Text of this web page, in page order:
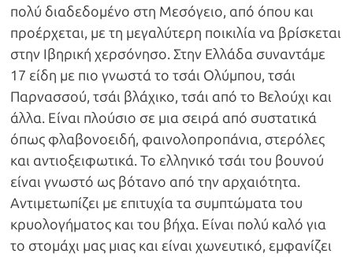
πολύ διαδεδομένο στη Μεσόγειο, από όπου και
προέρχεται, με τη μεγαλύτερη ποικιλία να βρίσκεται
στην Ιβηρική χερσόνησο. Στην Ελλάδα συναντάμε
17 είδη με πιο γνωστά το τσάι Ολύμπου, τσάι
Παρνασσού, τσάι βλάχικο, τσάι από το Βελούχι και
άλλα. Είναι πλούσιο σε μια σειρά από συστατικά
όπως φλαβονοειδή, φαινολοπροπάνια, στερόλες
και αντιοξειφωτικά. Το ελληνικό τσάι του βουνού
είναι γνωστό ως βότανο από την αρχαιότητα.
Αντιμετωπίζει με επιτυχία τα συμπτώματα του
κρυολογήματος και του βήχα. Είναι πολύ καλό για
το στομάχι μας μιας και είναι χωνευτικό, εμφανίζει